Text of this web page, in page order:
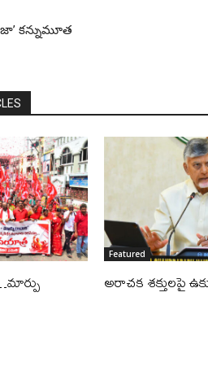
కన్నుమూత
Featured
అరాచక శక్తులపై